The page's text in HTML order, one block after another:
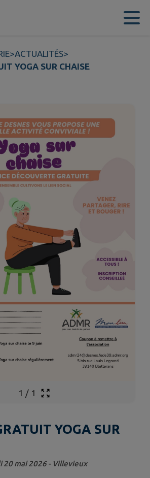
>ACTUALITÉS>
YOGA SUR CHAISE
1 / 1
YOGA SUR
20 mai 2026 - Villevieux